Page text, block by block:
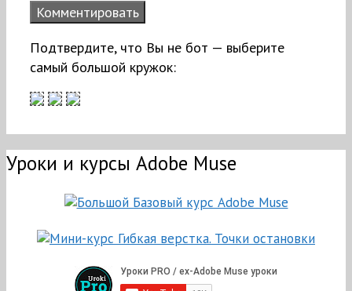
Подтвердите, что Вы не бот — выберите
самый большой кружок:
Уроки и курсы Adobe Muse